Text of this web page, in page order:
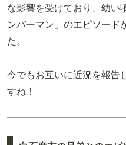
な影響を受けており、幼い
ンバーマン」のエピソード
た。
今でもお互いに近況を報告
すね！